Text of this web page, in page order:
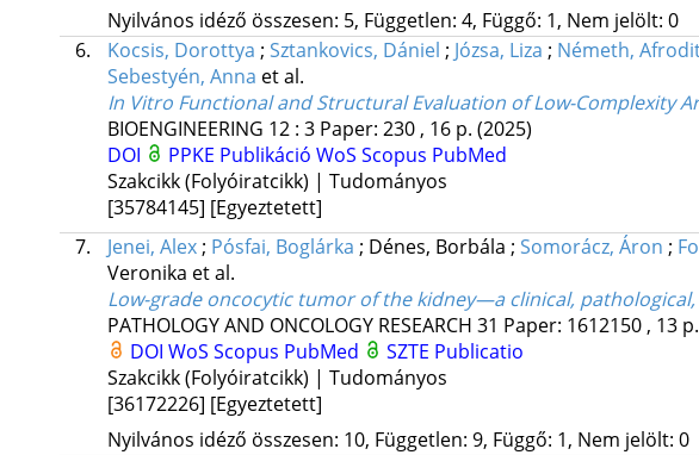
Nyilvános idéző összesen: 5, Független: 4, Függő: 1, Nem jelölt: 0
6.
Kocsis, Dorottya ; Sztankovics, Dániel ; Józsa, Liza ; Németh,
Sebestyén, Anna et al.
In Vitro Functional and Structural Evaluation of Low-Complexity
BIOENGINEERING 12: 3 Paper: 230 , 16 p. (2025)
DOI
PPKE Publikáció WoS Scopus PubMed
Szakcikk (Folyóiratcikk) | Tudományos
[35784145] [Egyeztetett]
7.
Jenei, Alex; Pósfai, Boglárka ; Dénes, Borbála ; Somorácz, Áron ;
Veronika et al.
Low-grade oncocytic tumor of the kidney—a clinical,
PATHOLOGY AND ONCOLOGY RESEARCH 31 Paper: 1612150 , 13 p.
DOI WoS Scopus PubMed
SZTE Publicatio
Szakcikk (Folyóiratcikk) | Tudományos
[36172226] [Egyeztetett]
Nyilvános idéző összesen: 10, Független: 9, Függő: 1, Nem jelölt: 0